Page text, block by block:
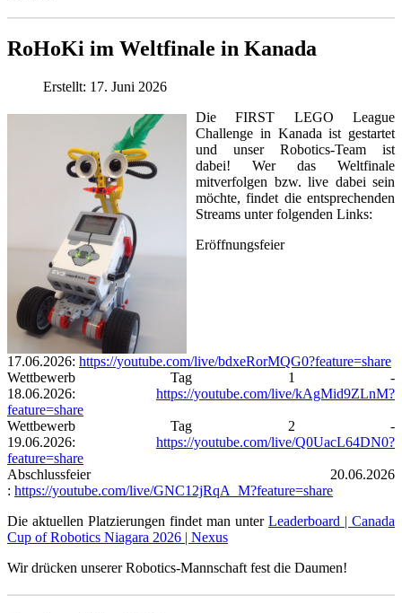
RoHoKi im Weltfinale in Kanada
Erstellt: 17. Juni 2026
Die FIRST LEGO League
Challenge in Kanada ist gestartet
und unser Robotics-Team ist
dabei! Wer das Weltfinale
mitverfolgen bzw. live dabei sein
möchte, findet die entsprechenden
Streams unter folgenden Links:
Eröffnungsfeier
17.06.2026: https://youtube.com/live/bdxeRorMQG0?feature=share
Wettbewerb Tag 1 -
18.06.2026: https://youtube.com/live/kAgMid9ZLnM?
feature=share
Wettbewerb Tag 2 -
19.06.2026: https://youtube.com/live/Q0UacL64DN0?
feature=share
Abschlussfeier 20.06.2026
: https://youtube.com/live/GNC12jRqA_M?feature=share
Die aktuellen Platzierungen findet man unter Leaderboard | Canada
Cup of Robotics Niagara 2026 | Nexus
Wir drücken unserer Robotics-Mannschaft fest die Daumen!